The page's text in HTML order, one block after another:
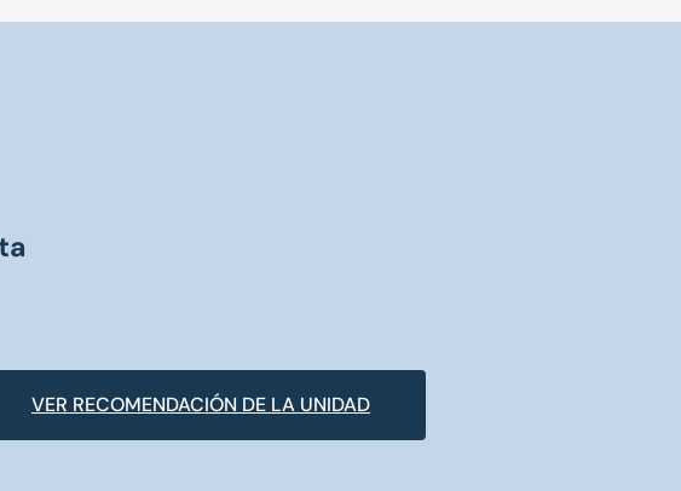
VER RECOMENDACIÓN DE LA UNIDAD